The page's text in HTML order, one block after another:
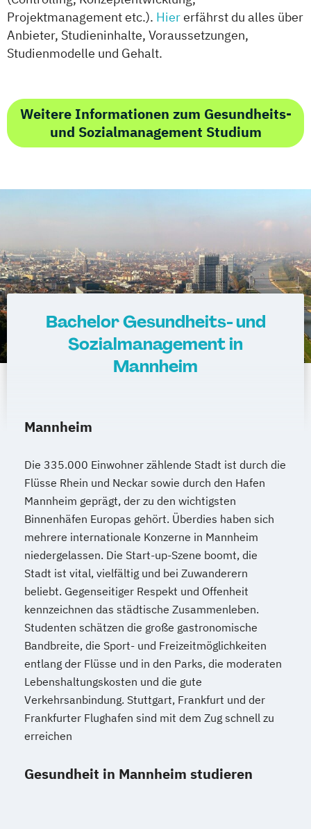
Projektmanagement etc.). Hiererfährst du alles über
Anbieter, Studieninhalte, Voraussetzungen,
Studienmodelle und Gehalt.
Weitere Informationen zum Gesundheits-
und Sozialmanagement Studium
Bachelor Gesundheits- und
Sozialmanagement in
Mannheim
Mannheim
Die 335.000 Einwohner zählende Stadt ist durch die
Flüsse Rhein und Neckar sowie durch den Hafen
Mannheim geprägt, der zu den wichtigsten
Binnenhäfen Europas gehört. Überdies haben sich
mehrere internationale Konzerne in Mannheim
niedergelassen. Die Start-up-Szene boomt, die
Stadt ist vital, vielfältig und bei Zuwanderern
beliebt. Gegenseitiger Respekt und Offenheit
kennzeichnen das städtische Zusammenleben.
Studenten schätzen die große gastronomische
Bandbreite, die Sport- und Freizeitmöglichkeiten
entlang der Flüsse und in den Parks, die moderaten
Lebenshaltungskosten und die gute
Verkehrsanbindung. Stuttgart, Frankfurt und der
Frankfurter Flughafen sind mit dem Zug schnell zu
erreichen
Gesundheit in Mannheim studieren